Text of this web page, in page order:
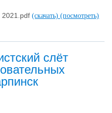
2021.pdf (скачать) (посмотреть)
слёт